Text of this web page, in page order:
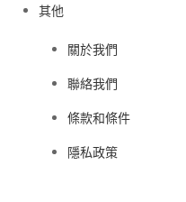
其他
關於我們
聯絡我們
條款和條件
隱私政策